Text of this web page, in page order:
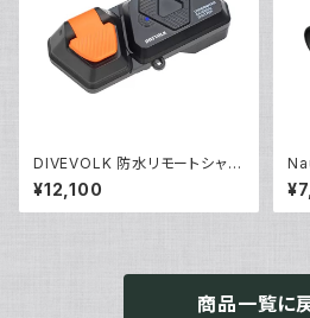
DIVEVOLK 防水リモートシャッ
ター [21691]
¥12,100
ン
商品一覧に